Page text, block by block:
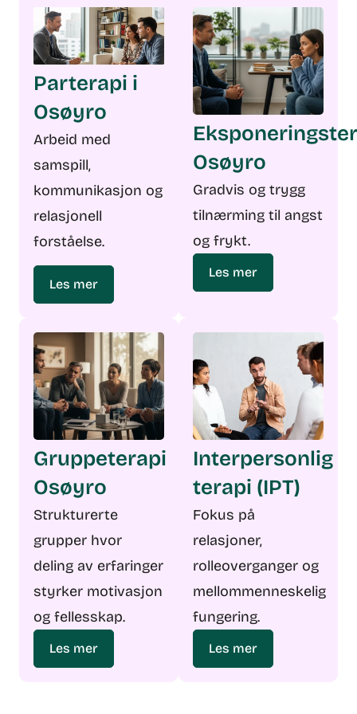
Parterapi i
Osøyro
Arbeid med
samspill,
kommunikasjon og
relasjonell
forståelse.
Les mer
Osøyro
Gradvis og trygg
tilnærming til angst
og frykt.
Les mer
Gruppeterapi
Osøyro
Strukturerte
grupper hvor
deling av erfaringer
styrker motivasjon
og fellesskap.
Les mer
Interpersonlig
terapi (IPT)
Fokus på
relasjoner,
rolleoverganger og
mellommenneskelig
fungering.
Les mer